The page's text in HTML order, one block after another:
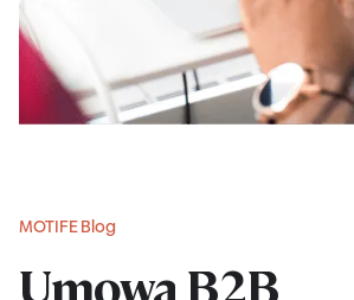
MOTIFE Blog
Umowa B2B